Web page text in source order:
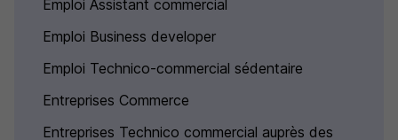
Emploi Assistant commercial
Emploi Business developer
Emploi Technico-commercial sédentaire
Entreprises Commerce
Entreprises Technico commercial auprès des